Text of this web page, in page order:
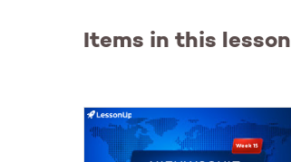
Items in this lesson
Week 15